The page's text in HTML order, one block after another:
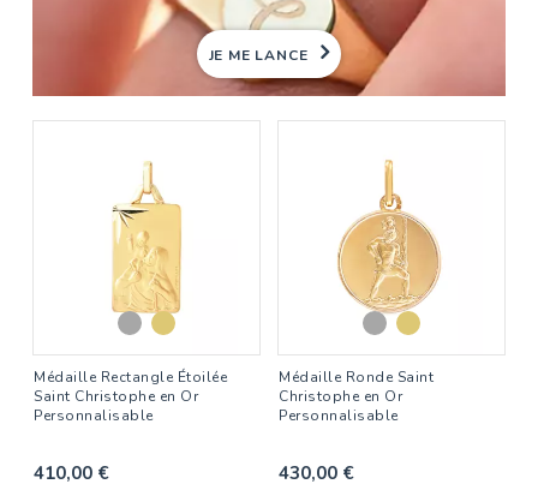
JE ME LANCE
Médaille Rectangle Étoilée
Saint Christophe en Or
Personnalisable
410,00 €
Médaille Ronde Saint
Christophe en Or
Personnalisable
430,00 €